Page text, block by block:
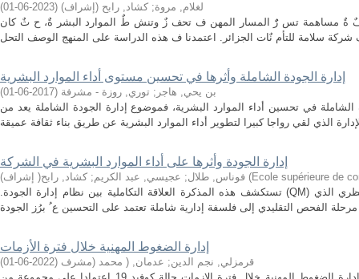
لغلام, مروة; كشاد, رابح (إشراف) (
2023-06-01
)
ةٌ مساهمة تس رٌٌ المسار المهن ف تحف زٌ وتنش طٌ الموارد البشر ةٌ، ح ثٌ كان
إدارة الجودة الشاملة وأثرها في تحسين مستوى أداء الموارد البشرية
بن يحي, هاجر ; توري, روزة - مشرفة (
2017-06-01
)
الشاملة في تحسين أداء الموارد البشرية، فموضوع إدارة الجودة الشاملة يعد من
إدارة الجودة وأثرها على أداء الموارد البشرية في الشركة
فوناس, طلال; عجيسي, عبد الكريم; كشاد, رابح( إشراف) (Ecole supérieure de
.تستكشف هذه المذكرة العلاقة التكاملية بين نظام إدارة الجودة (QM) وأداء الموارد البشرية، بدءًا من الإطار النظري الذي
إدارة الضغوط المهنية خلال فترة الأزمات
قرمزلي, نجم الدين; عدمان, ( محمد (مشرف (
2022-06-01
)